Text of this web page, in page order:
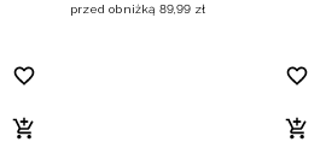
przed obniżką 89,99 zł